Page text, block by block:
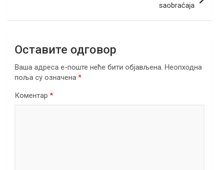
saobraćaja
Оставите одговор
Ваша адреса е-поште неће бити објављена. Неопходна
поља су означена *
Коментар *